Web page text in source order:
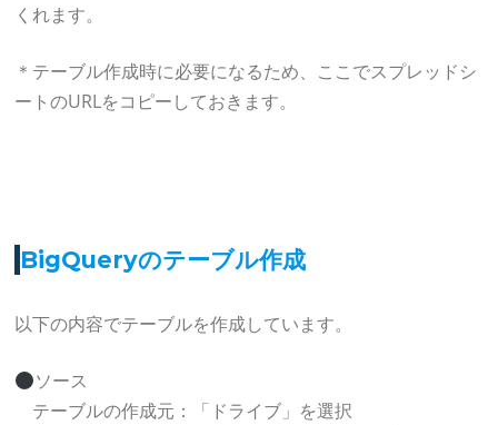
くれます。
＊テーブル作成時に必要になるため、ここでスプレッドシ
ートのURLをコピーしておきます。
BigQueryのテーブル作成
以下の内容でテーブルを作成しています。
ソース
テーブルの作成元：「ドライブ」を選択